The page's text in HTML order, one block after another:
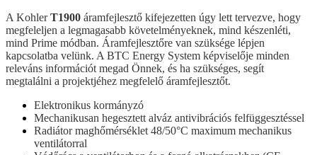
A KohlerT1900 áramfejlesztő kifejezetten úgy lett tervezve, hogy
megfeleljen a legmagasabb követelményeknek, mind készenléti,
mind Prime módban. Áramfejlesztőre van szüksége lépjen
kapcsolatba velünk. A BTC Energy System képviselője minden
releváns információt megad Önnek, és ha szükséges, segít
megtalálni a projektjéhez megfelelő áramfejlesztőt.
Elektronikus kormányzó
Mechanikusan hegesztett alváz antivibrációs felfüggesztéssel
Radiátor maghőmérséklet 48/50°C maximum mechanikus
ventilátorral